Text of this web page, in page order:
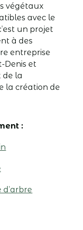
végétaux
avec le
un projet
à des
entreprise
Denis et
de la
la création de
: